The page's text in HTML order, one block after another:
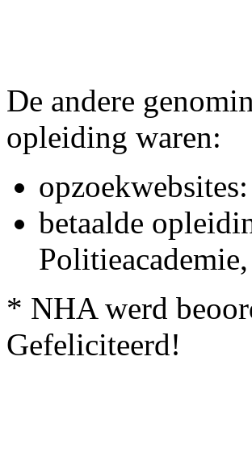
De andere
opleiding waren:
betaalde
* NHA werd
Gefeliciteerd!